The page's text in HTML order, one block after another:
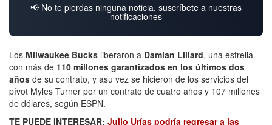
📢 No te pierdas ninguna noticia, suscríbete a nuestras
notificaciones
Los Milwaukee Bucks liberaron a Damian Lillard, una estrella
con más de 110 millones garantizados en los últimos dos
años de su contrato, y asu vez se hicieron de los servicios del
pívot Myles Turner por un contrato de cuatro años y 107 millones
de dólares, según ESPN.
TE PUEDE INTERESAR: Julio Urías podría regresar a las